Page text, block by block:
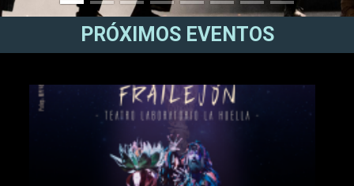
PRÓXIMOS EVENTOS